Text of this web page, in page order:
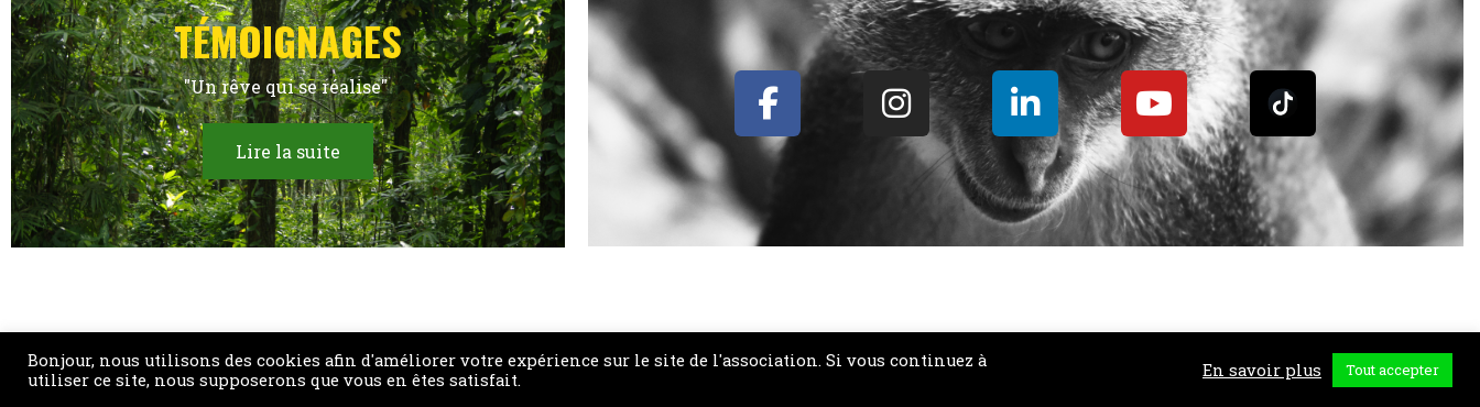
TÉMOIGNAGES
"Un rêve qui se réalise"
Lire la suite
SENS SOLIDAIRE Maison des associations 3bis rue de Guigonis 06300 Nice - Annexe : Cité de la Solidarité Internationale 74100 Annemasse. Antenne Suisse : 14 Chemin de la Rochette
Bonjour, nous utilisons des cookies afin d'améliorer votre expérience sur le site de l'association. Si vous continuez à
utiliser ce site, nous supposerons que vous en êtes satisfait.
En savoir plus Tout accepter